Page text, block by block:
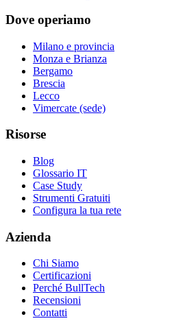
Dove operiamo
Milano e provincia
Monza e Brianza
Bergamo
Brescia
Lecco
Vimercate (sede)
Risorse
Blog
Glossario IT
Case Study
Strumenti Gratuiti
Configura la tua rete
Azienda
Chi Siamo
Certificazioni
Perché BullTech
Recensioni
Contatti